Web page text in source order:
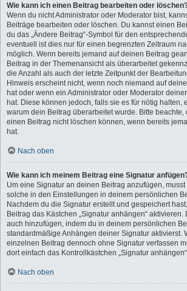
Wie kann ich einen Beitrag bearbeiten oder
Wenn du nicht Administrator oder Moderator bist,
Beiträge bearbeiten oder löschen. Du kannst einen
du das „Ändere Beitrag“-Symbol für den
eventuell ist dies nur für einen begrenzten Zeitraum
möglich. Wenn bereits jemand auf deinen Beitrag
Beitrag in der Themenansicht als überarbeitet
die Anzahl als auch der letzte Zeitpunkt der
Hinweis erscheint nicht, wenn noch niemand auf
hat oder wenn ein Administrator oder Moderator
hat. Diese können jedoch, falls sie es für nötig halten,
warum dein Beitrag überarbeitet wurde. Bitte
einen Beitrag nicht löschen können, wenn bereits
hat.
Nach oben
Wie kann ich meinem Beitrag eine Signatur
Um eine Signatur an deinen Beitrag anzufügen,
solche in den Einstellungen in deinem persönlichen
Nachdem du die Signatur erstellt und gespeichert
Beitrag das Kästchen „Signatur anhängen“
auch hinzufügen, indem du in deinem persönlichen
standardmäßige Anhängen deiner Signatur aktivierst.
einzelnen Beitrag dennoch ohne Signatur verfassen
dort einfach das Kontrollkästchen „Signatur
Nach oben